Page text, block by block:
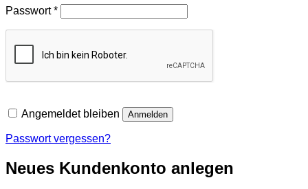
Passwort*Erforderlich
Angemeldet bleiben Anmelden
Passwort vergessen?
Neues Kundenkonto anlegen